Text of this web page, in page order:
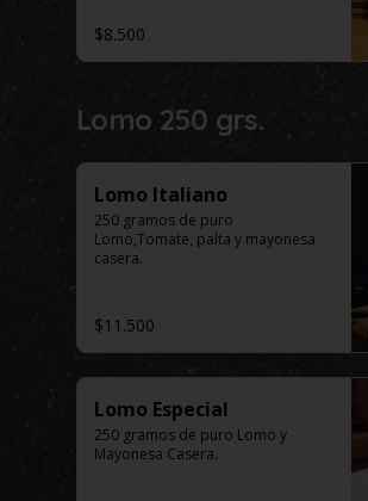
$8.500
Lomo 250 grs.
Lomo Italiano
250 gramos de puro
Lomo,Tomate, palta y mayonesa
casera.
$11.500
Lomo Especial
250 gramos de puro Lomo y
Mayonesa Casera.